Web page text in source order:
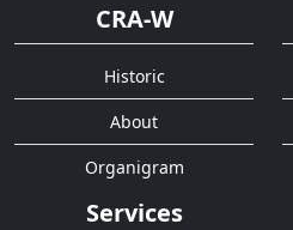
CRA-W
Historic
About
Organigram
Services